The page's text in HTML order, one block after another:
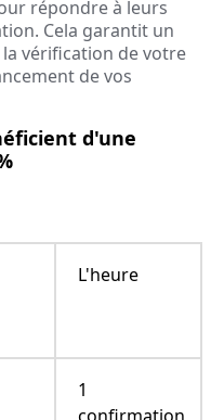
répondre à leurs
Cela garantit un
vérification de votre
de vos
d'une
L'heure
1